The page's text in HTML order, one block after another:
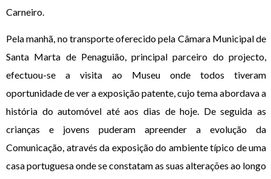
Carneiro.
Pela manhã, no transporte oferecido pela Câmara Municipal de
Santa Marta de Penaguião, principal parceiro do projecto,
efectuou-se a visita ao Museu onde todos tiveram
oportunidade de ver a exposição patente, cujo tema abordava a
história do automóvel até aos dias de hoje. De seguida as
crianças e jovens puderam apreender a evolução da
Comunicação, através da exposição do ambiente típico de uma
casa portuguesa onde se constatam as suas alterações ao longo